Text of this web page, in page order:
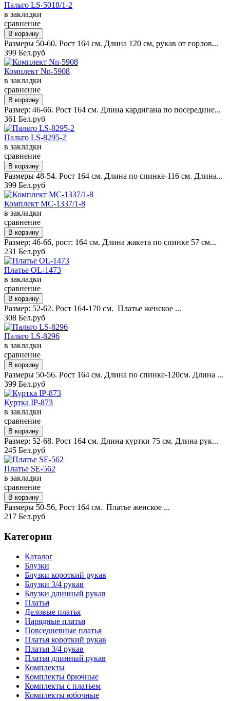
Пальто LS-5018/1-2
в закладки
сравнение
Размеры 50-60. Рост 164 см. Длина 120 см, рукав от горлов...
399 Бел.руб
Комплект Nn-5908
в закладки
сравнение
Размер: 46-66. Рост 164 см. Длина кардигана по посередине...
361 Бел.руб
Пальто LS-8295-2
в закладки
сравнение
Размеры 48-54. Рост 164 см. Длина по спинке-116 см. Длина...
399 Бел.руб
Комплект MC-1337/1-8
в закладки
сравнение
Размер: 46-66, рост: 164 см. Длина жакета по спинке 57 см...
231 Бел.руб
Платье OL-1473
в закладки
сравнение
Размер: 52-62. Рост 164-170 см. Платье женское ...
308 Бел.руб
Пальто LS-8296
в закладки
сравнение
Размеры 50-56. Рост 164 см. Длина по спинке-120см. Длина ...
399 Бел.руб
Куртка IP-873
в закладки
сравнение
Размер: 52-68. Рост 164 см. Длина куртки 75 см. Длина рук...
245 Бел.руб
Платье SE-562
в закладки
сравнение
Размеры 50-56, Рост 164 см. Платье женское ...
217 Бел.руб
Категории
Каталог
Блузки
Блузки короткий рукав
Блузки 3/4 рукав
Блузки длинный рукав
Платья
Деловые платья
Нарядные платья
Повседневные платья
Платья короткий рукав
Платья 3/4 рукав
Платья длинный рукав
Комплекты
Комплекты брючные
Комплекты с платьем
Комплекты юбочные